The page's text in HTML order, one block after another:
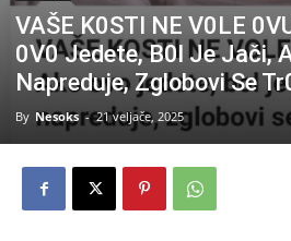
VAŠE K0STI NE V0LE
0V0 Jedete, B0l Je Jači,
Napreduje, Zglobovi Se
By Nesoks - 21 veljače, 2025